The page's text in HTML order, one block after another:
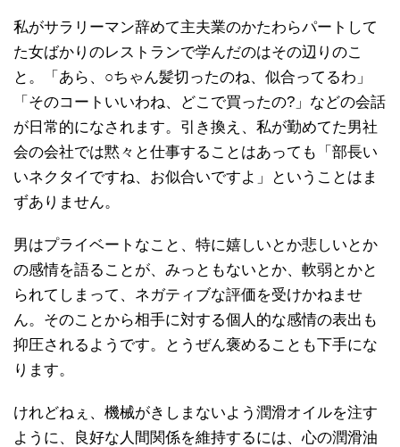
私がサラリーマン辞めて主夫業のかたわらパートして
た女ばかりのレストランで学んだのはその辺りのこ
と。「あら、○ちゃん髪切ったのね、似合ってるわ」
「そのコートいいわね、どこで買ったの?」などの会話
が日常的になされます。引き換え、私が勤めてた男社
会の会社では黙々と仕事することはあっても「部長い
いネクタイですね、お似合いですよ」ということはま
ずありません。
男はプライベートなこと、特に嬉しいとか悲しいとか
の感情を語ることが、みっともないとか、軟弱とかと
られてしまって、ネガティブな評価を受けかねませ
ん。そのことから相手に対する個人的な感情の表出も
抑圧されるようです。とうぜん褒めることも下手にな
ります。
けれどねぇ、機械がきしまないよう潤滑オイルを注す
ように、良好な人間関係を維持するには、心の潤滑油